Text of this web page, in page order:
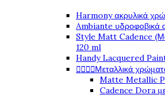
Harmony ακρυλικά
Ambiante υδροφοβικά
Style Matt Cadence
120 ml
Handy Lacquered
Μεταλλικά
Matte Metallic
Cadence Dora